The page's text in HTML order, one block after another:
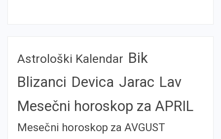
Astrološki Kalendar Bik
Blizanci Devica Jarac Lav
Mesečni horoskop za APRIL
Mesečni horoskop za AVGUST